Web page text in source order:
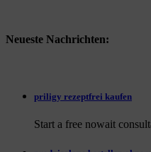
Neueste Nachrichten:
priligy rezeptfrei kaufen
Start a free nowait